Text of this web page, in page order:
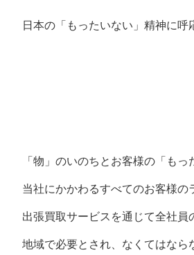
日本の「もったいない」精神に
「物」のいのちとお客様の「も
当社にかかわるすべてのお客様の
出張買取サービスを通じて全社員
地域で必要とされ、なくてはなら